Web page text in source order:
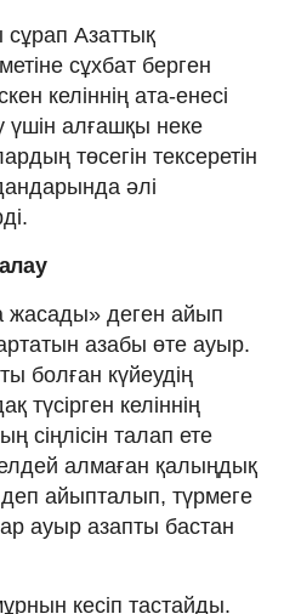
Азаттық
сұхбат берген
келіннің ата-енесі
үшін алғашқы неке
төсегін тексеретін
әлі
жасады» деген айып
азабы өте ауыр.
болған күйеудің
түсірген келіннің
сіңлісін талап ете
алмаған қалыңдық
айыпталып, түрмеге
ауыр азапты бастан
кесіп тастайды.